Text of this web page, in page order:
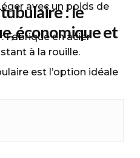
avec un poids de
Fabriqué en acier
à la rouille.
: le
économique et
est l’option idéale
ni d’électricité ni de
autonome et